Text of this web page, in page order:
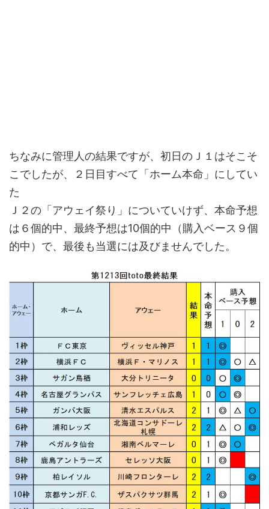
ちなみに管理人の結果ですが、初日のＪ１はそこそ
こでしたが、２日目すべて「ホーム本命」にしてい
た
Ｊ２の「アウェイ祭り」についていけず、本命予想
は６個的中、最終予想は10個的中（購入ベース９個
的中）で、最後も当選には及びませんでした。